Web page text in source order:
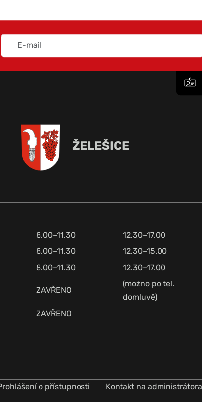
ŽELEŠICE
8.00–11.30
12.30–17.00
8.00–11.30
12.30–15.00
8.00–11.30 12.30–17.00
ZAVŘENO
(možno po tel.
domluvě)
ZAVŘENO
o přístupnosti Kontakt na administrátora